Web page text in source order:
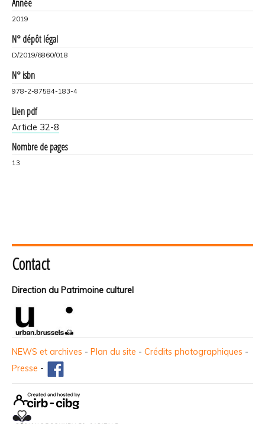
Année
2019
N° dépôt légal
D/2019/6860/018
N° isbn
978-2-87584-183-4
Lien pdf
Article 32-8
Nombre de pages
13
Contact
Direction du Patrimoine culturel
NEWS et archives - Plan du site - Crédits photographiques -
Presse -